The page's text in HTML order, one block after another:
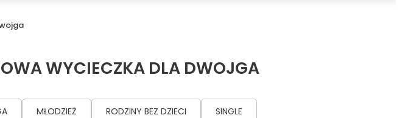
WYCIECZKA DLA DWOJGA
MŁODZIEŻ RODZINY BEZ DZIECI SINGLE